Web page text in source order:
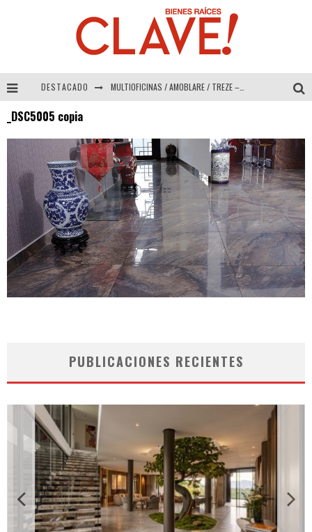
DESTACADO MULTIOFICINAS / AMOBLARE / TREZE – Especial Interiorismo & Decoración 2026
COLINEAL – Especial Interiorismo & Decoración 2026
ADRIANA HOYOS DESIGN STUDIO – Especial Interiorismo & Decoración 2026
_DSC5005 copia
PUBLICACIONES RECIENTES